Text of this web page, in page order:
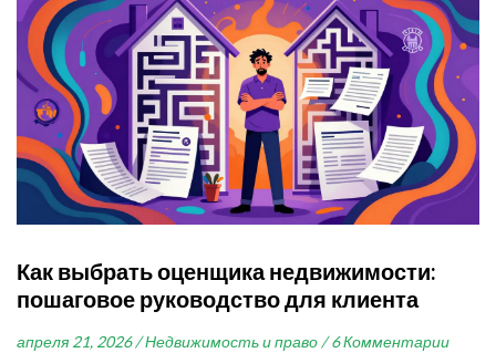
Как выбрать оценщика недвижимости:
пошаговое руководство для клиента
апреля 21, 2026 / Недвижимость и право / 6 Комментарии